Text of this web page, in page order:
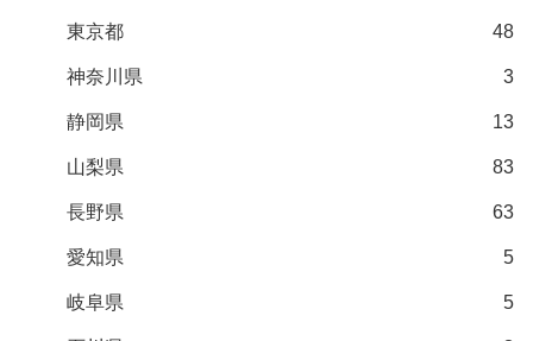
東京都 48
神奈川県 3
静岡県 13
山梨県 83
長野県 63
愛知県 5
岐阜県 5